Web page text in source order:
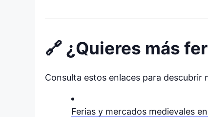
🔗 ¿Quieres más
Consulta estos enlaces para descubrir
Ferias y mercados medievales